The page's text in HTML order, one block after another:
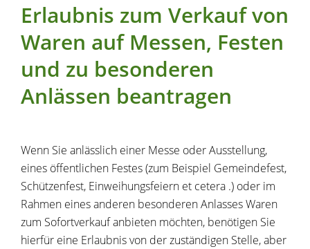
Erlaubnis zum Verkauf von
Waren auf Messen, Festen
und zu besonderen
Anlässen beantragen
Wenn Sie anlässlich einer Messe oder Ausstellung,
eines öffentlichen Festes (zum Beispiel Gemeindefest,
Schützenfest, Einweihungsfeiern et cetera .) oder im
Rahmen eines anderen besonderen Anlasses Waren
zum Sofortverkauf anbieten möchten, benötigen Sie
hierfür eine Erlaubnis von der zuständigen Stelle, aber